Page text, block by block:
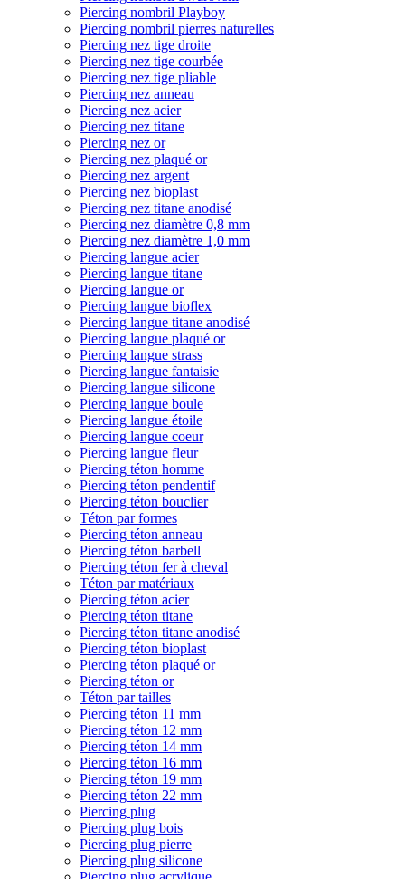
Piercing nombril Playboy
Piercing nombril pierres naturelles
Piercing nez tige droite
Piercing nez tige courbée
Piercing nez tige pliable
Piercing nez anneau
Piercing nez acier
Piercing nez titane
Piercing nez or
Piercing nez plaqué or
Piercing nez argent
Piercing nez bioplast
Piercing nez titane anodisé
Piercing nez diamètre 0,8 mm
Piercing nez diamètre 1,0 mm
Piercing langue acier
Piercing langue titane
Piercing langue or
Piercing langue bioflex
Piercing langue titane anodisé
Piercing langue plaqué or
Piercing langue strass
Piercing langue fantaisie
Piercing langue silicone
Piercing langue boule
Piercing langue étoile
Piercing langue coeur
Piercing langue fleur
Piercing téton homme
Piercing téton pendentif
Piercing téton bouclier
Téton par formes
Piercing téton anneau
Piercing téton barbell
Piercing téton fer à cheval
Téton par matériaux
Piercing téton acier
Piercing téton titane
Piercing téton titane anodisé
Piercing téton bioplast
Piercing téton plaqué or
Piercing téton or
Téton par tailles
Piercing téton 11 mm
Piercing téton 12 mm
Piercing téton 14 mm
Piercing téton 16 mm
Piercing téton 19 mm
Piercing téton 22 mm
Piercing plug
Piercing plug bois
Piercing plug pierre
Piercing plug silicone